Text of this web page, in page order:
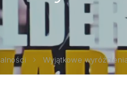
Wyjątkowe